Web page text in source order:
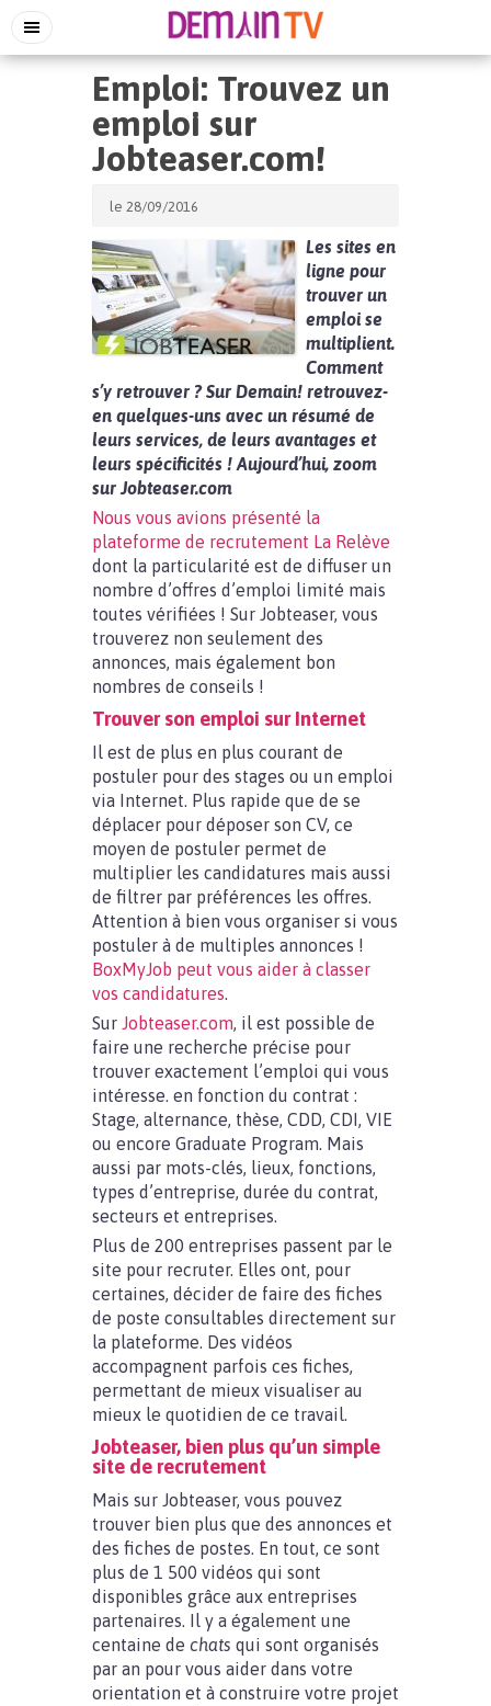
Emploi: Trouvez un
emploi sur
Jobteaser.com!
le 28/09/2016
Les sites en
ligne pour
trouver un
emploi se
multiplient.
Comment
s’y retrouver ? Sur Demain! retrouvez-
en quelques-uns avec un résumé de
leurs services, de leurs avantages et
leurs spécificités ! Aujourd’hui, zoom
sur Jobteaser.com
Nous vous avions présenté la
plateforme de recrutement La Relève
dont la particularité est de diffuser un
nombre d’offres d’emploi limité mais
toutes vérifiées ! Sur Jobteaser, vous
trouverez non seulement des
annonces, mais également bon
nombres de conseils !
Trouver son emploi sur Internet
Il est de plus en plus courant de
postuler pour des stages ou un emploi
via Internet. Plus rapide que de se
déplacer pour déposer son CV, ce
moyen de postuler permet de
multiplier les candidatures mais aussi
de filtrer par préférences les offres.
Attention à bien vous organiser si vous
postuler à de multiples annonces !
BoxMyJob peut vous aider à classer
vos candidatures.
Sur Jobteaser.com, il est possible de
faire une recherche précise pour
trouver exactement l’emploi qui vous
intéresse. en fonction du contrat :
Stage, alternance, thèse, CDD, CDI, VIE
ou encore Graduate Program. Mais
aussi par mots-clés, lieux, fonctions,
types d’entreprise, durée du contrat,
secteurs et entreprises.
Plus de 200 entreprises passent par le
site pour recruter. Elles ont, pour
certaines, décider de faire des fiches
de poste consultables directement sur
la plateforme. Des vidéos
accompagnent parfois ces fiches,
permettant de mieux visualiser au
mieux le quotidien de ce travail.
Jobteaser, bien plus qu’un simple
site de recrutement
Mais sur Jobteaser, vous pouvez
trouver bien plus que des annonces et
des fiches de postes. En tout, ce sont
plus de 1 500 vidéos qui sont
disponibles grâce aux entreprises
partenaires. Il y a également une
centaine de chats qui sont organisés
par an pour vous aider dans votre
orientation et à construire votre projet